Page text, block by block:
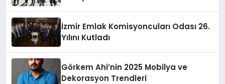
İzmir Emlak Komisyoncuları Odası 26.
Yılını Kutladı
Görkem Ahi’nin 2025 Mobilya ve
Dekorasyon Trendleri